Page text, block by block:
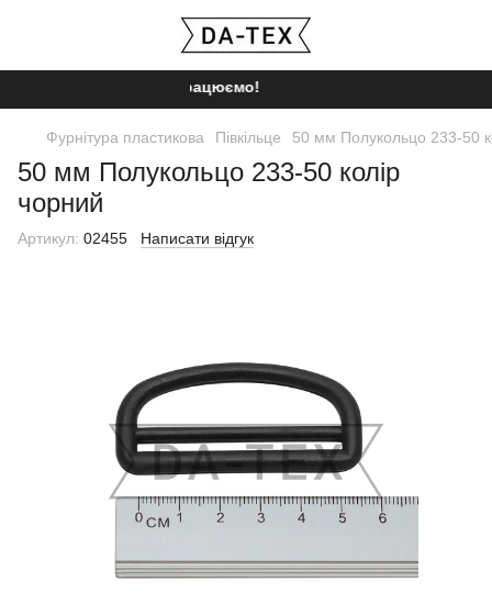
Ми працюємо!
Фурнітура пластикова Півкільце 50 мм Полукольцо 233-50
50 мм Полукольцо 233-50 колір
чорний
Артикул: 02455 Написати відгук